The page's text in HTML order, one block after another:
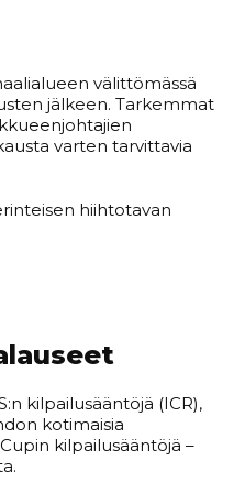
välittömässä
jälkeen. Tarkemmat
varten tarvittavia
hiihtotavan
kilpailusääntöjä (ICR),
kotimaisia
kilpailusääntöjä –